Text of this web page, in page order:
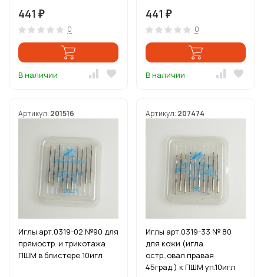
441 ₽
0
В наличии
441 ₽
0
В наличии
Артикул: 201516
Иглы арт.0319-02 №90 для
прямостр. и трикотажа
ПШМ в блистере 10игл
Артикул: 207474
Иглы арт.0319-33 № 80
для кожи (игла
остр.,овал.правая
45град.) к ПШМ уп.10игл